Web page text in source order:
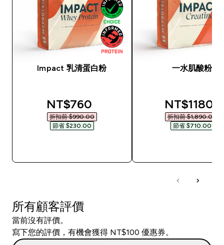
Impact 乳清蛋白粉
discounted price
NT$760‎
折扣前 $990.00‎
節省 $230.00‎
一水肌酸粉
NT$1180‎
折扣前 $1,890.00‎
節省 $710.00‎
所有顧客評價
當前沒有評價。
寫下您的評價，有機會獲得 NT$100 優惠券。